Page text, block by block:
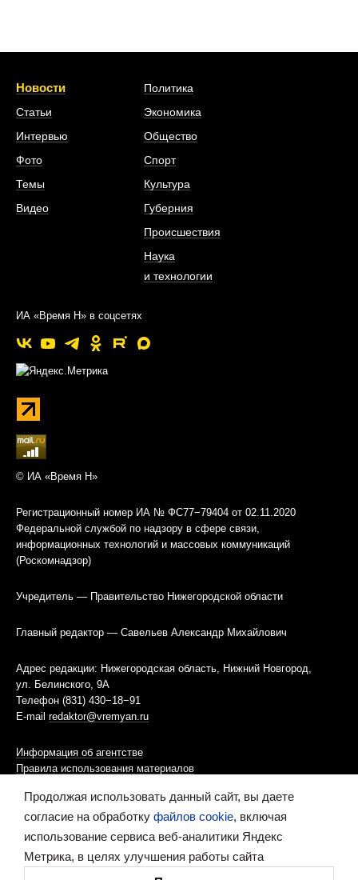
Новости
Статьи
Интервью
Фото
Темы
Видео
Политика
Экономика
Общество
Спорт
Культура
Губерния
Происшествия
Наука
и технологии
ИА «Время Н» в соцсетях
© ИА «Время Н»
Регистрационный номер ИА № ФС77−79404 от 02.11.2020
Федеральной службой по надзору в сфере связи,
информационных технологий и массовых коммуникаций
(Роскомнадзор)
Учредитель — Правительство Нижегородской области
Главный редактор — Савельев Александр Михайлович
Адрес редакции: Нижегородская область, Нижний Новгород,
ул. Белинского, 9А
Телефон (831) 430−18−91
E-mail redaktor@vremyan.ru
Информация об агентстве
Правила использования материалов
Информационная политика использования «cookies»-файлов
Ресурс содержит материалы 16+
Продолжая использовать данный сайт, вы даете
согласие на обработку файлов cookie, включая
использование сервиса веб-аналитики Яндекс
Метрика, в целях улучшения работы сайта